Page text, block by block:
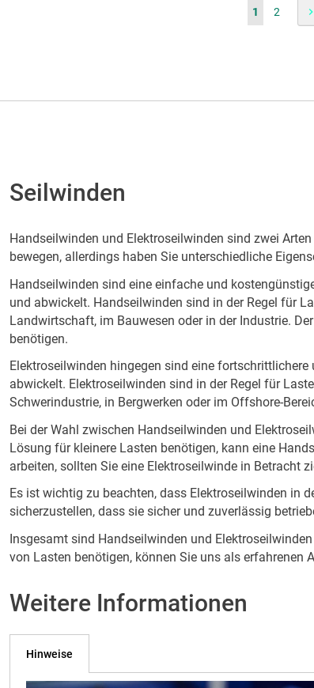
Seite
Sie lesen
1 Seite
2
Seilwinden
Handseilwinden und Elektroseilwinden sind zwei
bewegen, allerdings haben Sie unterschiedliche
Handseilwinden sind eine einfache und
und abwickelt. Handseilwinden sind in der Regel für
Landwirtschaft, im Bauwesen oder in der Industrie.
benötigen.
Elektroseilwinden hingegen sind eine
abwickelt. Elektroseilwinden sind in der Regel für
Schwerindustrie, in Bergwerken oder im Offshore-
Bei der Wahl zwischen Handseilwinden und
Lösung für kleinere Lasten benötigen, kann eine
arbeiten, sollten Sie eine Elektroseilwinde in Betracht
Es ist wichtig zu beachten, dass Elektroseilwinden in
sicherzustellen, dass sie sicher und zuverlässig
Insgesamt sind Handseilwinden und
von Lasten benötigen, können Sie uns als erfahrenen
Weitere Informationen
Hinweise